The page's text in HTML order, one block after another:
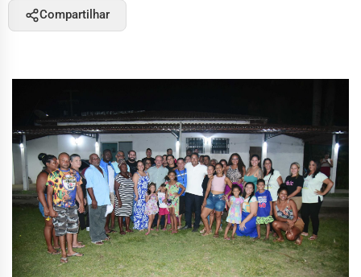
Compartilhar